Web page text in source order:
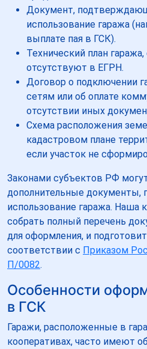
Документ,
использование гаража
выплате пая в ГСК).
Технический план
отсутствуют в ЕГРН.
Договор о подключении
сетям или об оплате
отсутствии иных
Схема расположения
кадастровом плане
если участок не
Законами субъектов РФ
дополнительные
использование гаража. Наша
собрать полный перечень
для оформления, и
соответствии с Приказом
П/0082.
Особенности
в ГСК
Гаражи, расположенные в
кооперативах, часто имеют